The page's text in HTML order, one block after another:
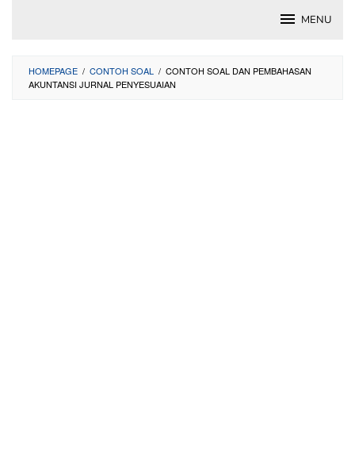
MENU
HOMEPAGE / CONTOH SOAL / CONTOH SOAL DAN PEMBAHASAN
AKUNTANSI JURNAL PENYESUAIAN